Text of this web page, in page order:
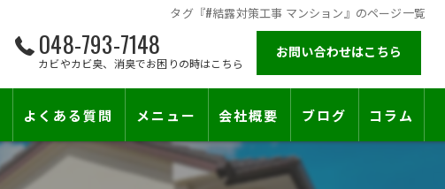
タグ『#結露対策工事 マンション』のページ一覧
048-793-7148
カビやカビ臭、消臭でお困りの時はこちら
お問い合わせはこちら
よくある質問 メニュー 会社概要
施工対応エリア
ブログ コラム